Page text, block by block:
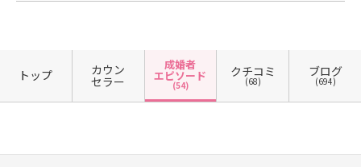
トップ カウン
セラー
成婚者
エピソード
(54)
クチコミ
(68)
ブログ
(694)